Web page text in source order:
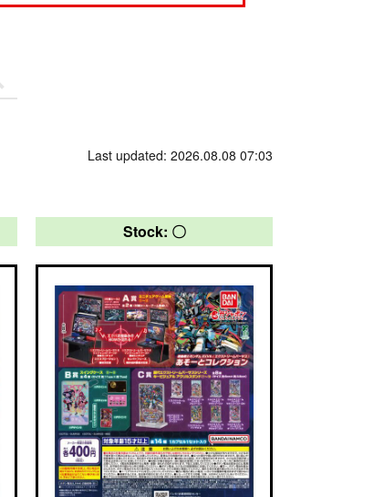
Last updated: 2026.08.08 07:03
Stock: 〇